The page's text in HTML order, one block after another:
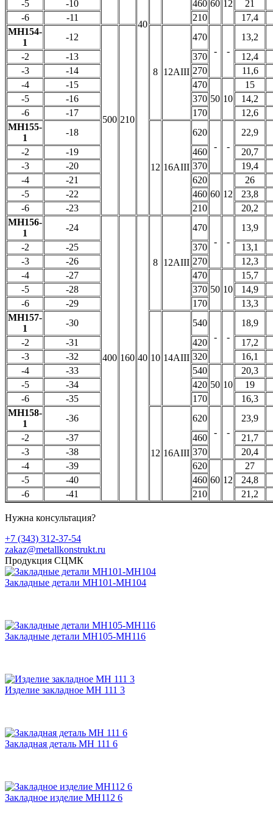
40
60 12
-5
-10 460
21
-6
-11 210
17,4
МН154-
1
-12
500 210
8 12AIII
470
-
-
13,2
-2
-13 370
12,4
-3
-14 270
11,6
-4
-15
470
50 10
15
-5
-16 370
14,2
-6
-17 170
12,6
МН155-
1
-18
12 16AIII
620
-
-
22,9
-2
-19 460
20,7
-3
-20 370
19,4
-4
-21
620
60 12
26
-5
-22 460
23,8
-6
-23 210
20,2
МН156-
1
-24
400 160 40
8 12AIII
470
-
-
13,9
-2
-25 370
13,1
-3
-26 270
12,3
-4
-27
470
50 10
15,7
-5
-28 370
14,9
-6
-29 170
13,3
МН157-
1
-30
10 14AIII
540
-
-
18,9
-2
-31 420
17,2
-3
-32 320
16,1
-4
-33
540
50 10
20,3
-5
-34 420
19
-6
-35 170
16,3
МН158-
1
-36
12 16AIII
620
-
-
23,9
-2
-37 460
21,7
-3
-38 370
20,4
-4
-39
620
60 12
27
-5
-40 460
24,8
-6
-41 210 21,2
Нужна консультация?
+7 (343) 312-37-54
zakaz@metallkonstrukt.ru
Продукция СЦМК
Закладные детали МН101-МН104
Закладные детали МН105-МН116
Изделие закладное МН 111 3
Закладная деталь МН 111 6
Закладное изделие МН112 6